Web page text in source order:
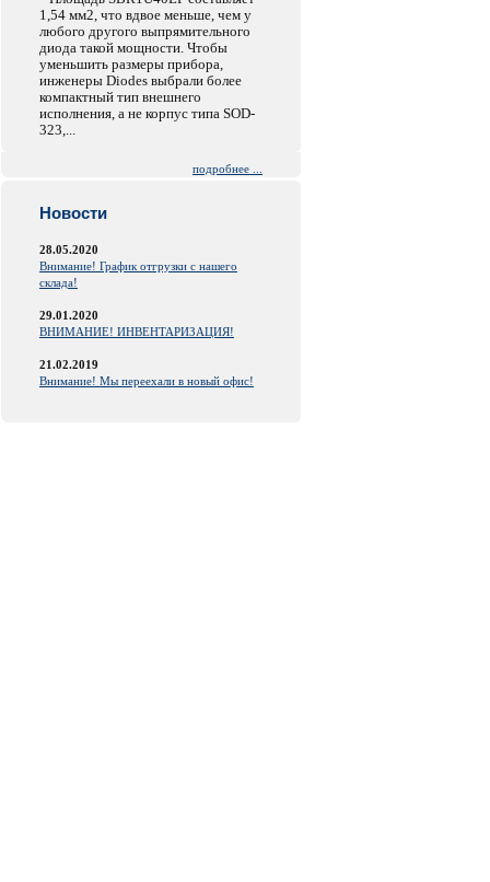
1,54 мм2, что вдвое меньше, чем у
любого другого выпрямительного
диода такой мощности. Чтобы
уменьшить размеры прибора,
инженеры Diodes выбрали более
компактный тип внешнего
исполнения, а не корпус типа SOD-
323,...
подробнее ...
Новости
28.05.2020
Внимание! График отгрузки с нашего
склада!
29.01.2020
ВНИМАНИЕ! ИНВЕНТАРИЗАЦИЯ!
21.02.2019
Внимание! Мы переехали в новый офис!